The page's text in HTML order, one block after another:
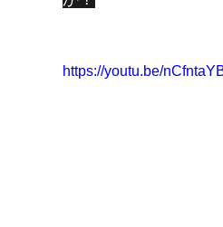
https://youtu.be/